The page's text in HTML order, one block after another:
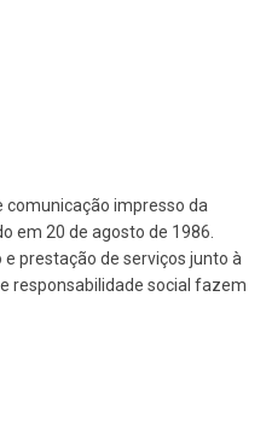
comunicação impresso da
em 20 de agosto de 1986.
prestação de serviços junto à
responsabilidade social fazem